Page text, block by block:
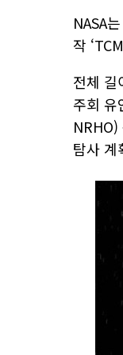
NASA
작
전체 길
주회
NRHO)
탐사 계